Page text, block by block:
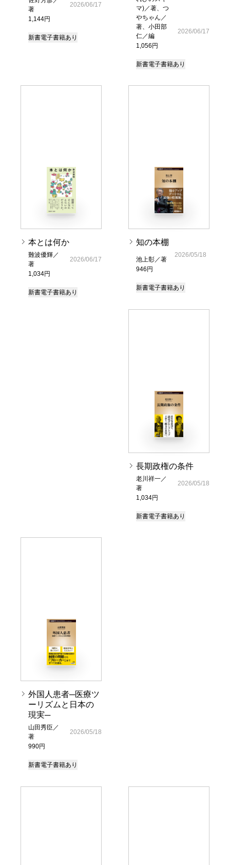
著
1,144円
2026/06/17
新書電子書籍あり
マ)／著、つ
やちゃん／
著、小田部
仁／編
1,056円
2026/06/17
新書電子書籍あり
本とは何か
難波優輝／
著
1,034円
2026/06/17
新書電子書籍あり
知の本棚
池上彰／著
946円
2026/05/18
新書電子書籍あり
長期政権の条件
老川祥一／
著
1,034円
2026/05/18
新書電子書籍あり
外国人患者─医療ツ
ーリズムと日本の
現実─
山田秀臣／
著
990円
2026/05/18
新書電子書籍あり